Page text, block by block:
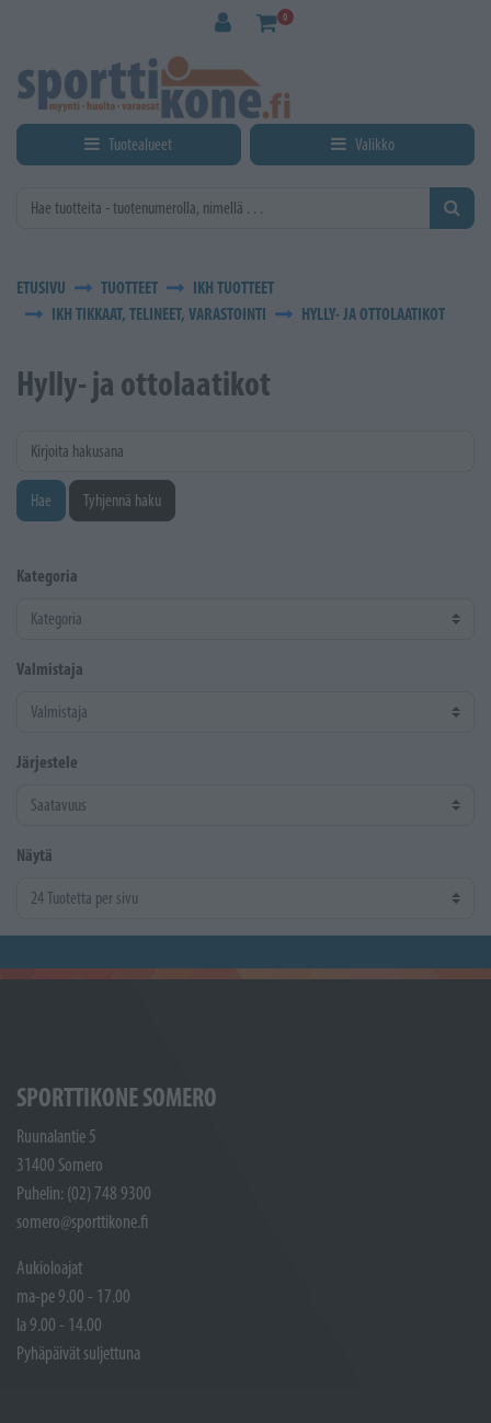
0
Tuotealueet Valikko
ETUSIVU TUOTTEET
IKH TUOTTEET
IKH TIKKAAT, TELINEET, VARASTOINTI
HYLLY- JA OTTOLAATIKOT
Hylly- ja ottolaatikot
Kirjoita hakusana
Hae Tyhjennä haku
Kategoria
Valmistaja
Järjestele
Näytä
SPORTTIKONE SOMERO
Ruunalantie 5
31400 Somero
Puhelin: (02) 748 9300
somero@sporttikone.fi
Aukioloajat
ma-pe 9.00 - 17.00
la 9.00 - 14.00
Pyhäpäivät suljettuna